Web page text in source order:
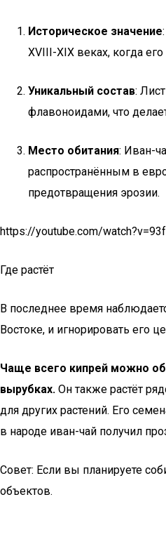
Историческое значение
XVIII-XIX веках, когда
Уникальный состав:
флавоноидами, что
Место обитания: Иван-
распространённым в
предотвращения эрозии.
https://youtube.com/
Где растёт
В последнее время
Востоке, и игнорировать его
Чаще всего кипрей можно
вырубках. Он также растёт
для других растений. Его
в народе иван-чай получил
Совет: Если вы планируете
объектов.